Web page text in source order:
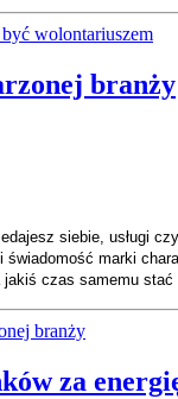
wolontariuszem
branży
siebie, usługi
marki
czas samemu
branży
za